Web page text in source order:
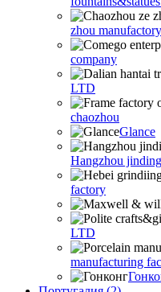
zhou
company
LTD
chaozhou
Glance
Hangzhou
factory
LTD
manufacturing